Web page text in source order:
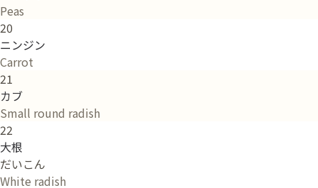
Peas
20
ニンジン
Carrot
21
カブ
Small round radish
22
大根
だいこん
White radish